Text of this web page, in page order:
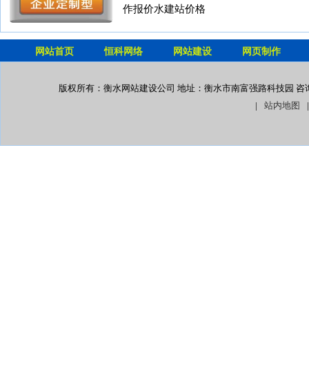
作报价水建站价格
网站首页 恒科网络 网站建设 网页制作
版权所有：衡水网站建设公司 地址：衡水市南富强路科技园 咨
|
站内地图 |